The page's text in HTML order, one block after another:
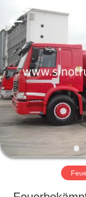
ZU
HAUSE
PRODUKTE
ÜBER
UNS
Rights
Reserved.